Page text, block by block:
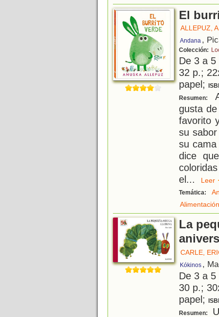
El
ALLEPUZ,
Andana ,
Colección:
De 3 a
32 p.;
papel;
Resumen:
gusta
favorito
su
su
dice
el...
Temática:
Alimentación
La
CARLE,
Kókinos ,
De 3 a
30 p.;
papel;
Resumen: